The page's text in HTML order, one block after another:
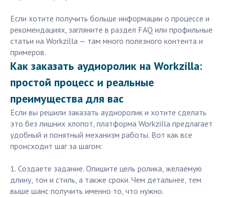
Если хотите получить больше информации о процессе и
рекомендациях, загляните в раздел FAQ или профильные
статьи на Workzilla — там много полезного контента и
примеров.
Как заказать аудиоролик на Workzilla:
простой процесс и реальные
преимущества для вас
Если вы решили заказать аудиоролик и хотите сделать
это без лишних хлопот, платформа Workzilla предлагает
удобный и понятный механизм работы. Вот как все
происходит шаг за шагом:
1. Создаете задание. Опишите цель ролика, желаемую
длину, тон и стиль, а также сроки. Чем детальнее, тем
выше шанс получить именно то, что нужно.